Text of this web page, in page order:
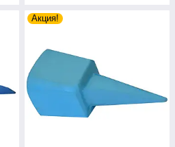
Акция!